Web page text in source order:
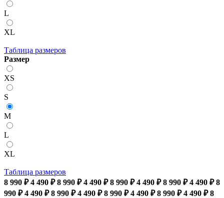
L
XL
Таблица размеров
Размер
XS
S
M
L
XL
Таблица размеров
8 990 ₽ 4 490 ₽ 8 990 ₽ 4 490 ₽ 8 990 ₽ 4 490 ₽ 8 990 ₽ 4 490 ₽ 8
990 ₽ 4 490 ₽ 8 990 ₽ 4 490 ₽ 8 990 ₽ 4 490 ₽ 8 990 ₽ 4 490 ₽ 8